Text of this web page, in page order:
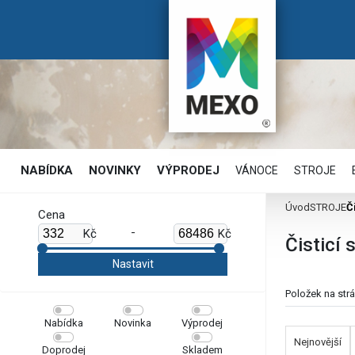
NABÍDKA NOVINKY VÝPRODEJ VÁNOCE STROJE
Cena
Kč
- Kč
Nabídka Novinka Výprodej
Doprodej Skladem
ÚvodSTROJE
Čisticí
Položek na
Nejnovější